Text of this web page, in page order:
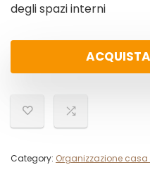
degli spazi interni
Category: Organizzazione